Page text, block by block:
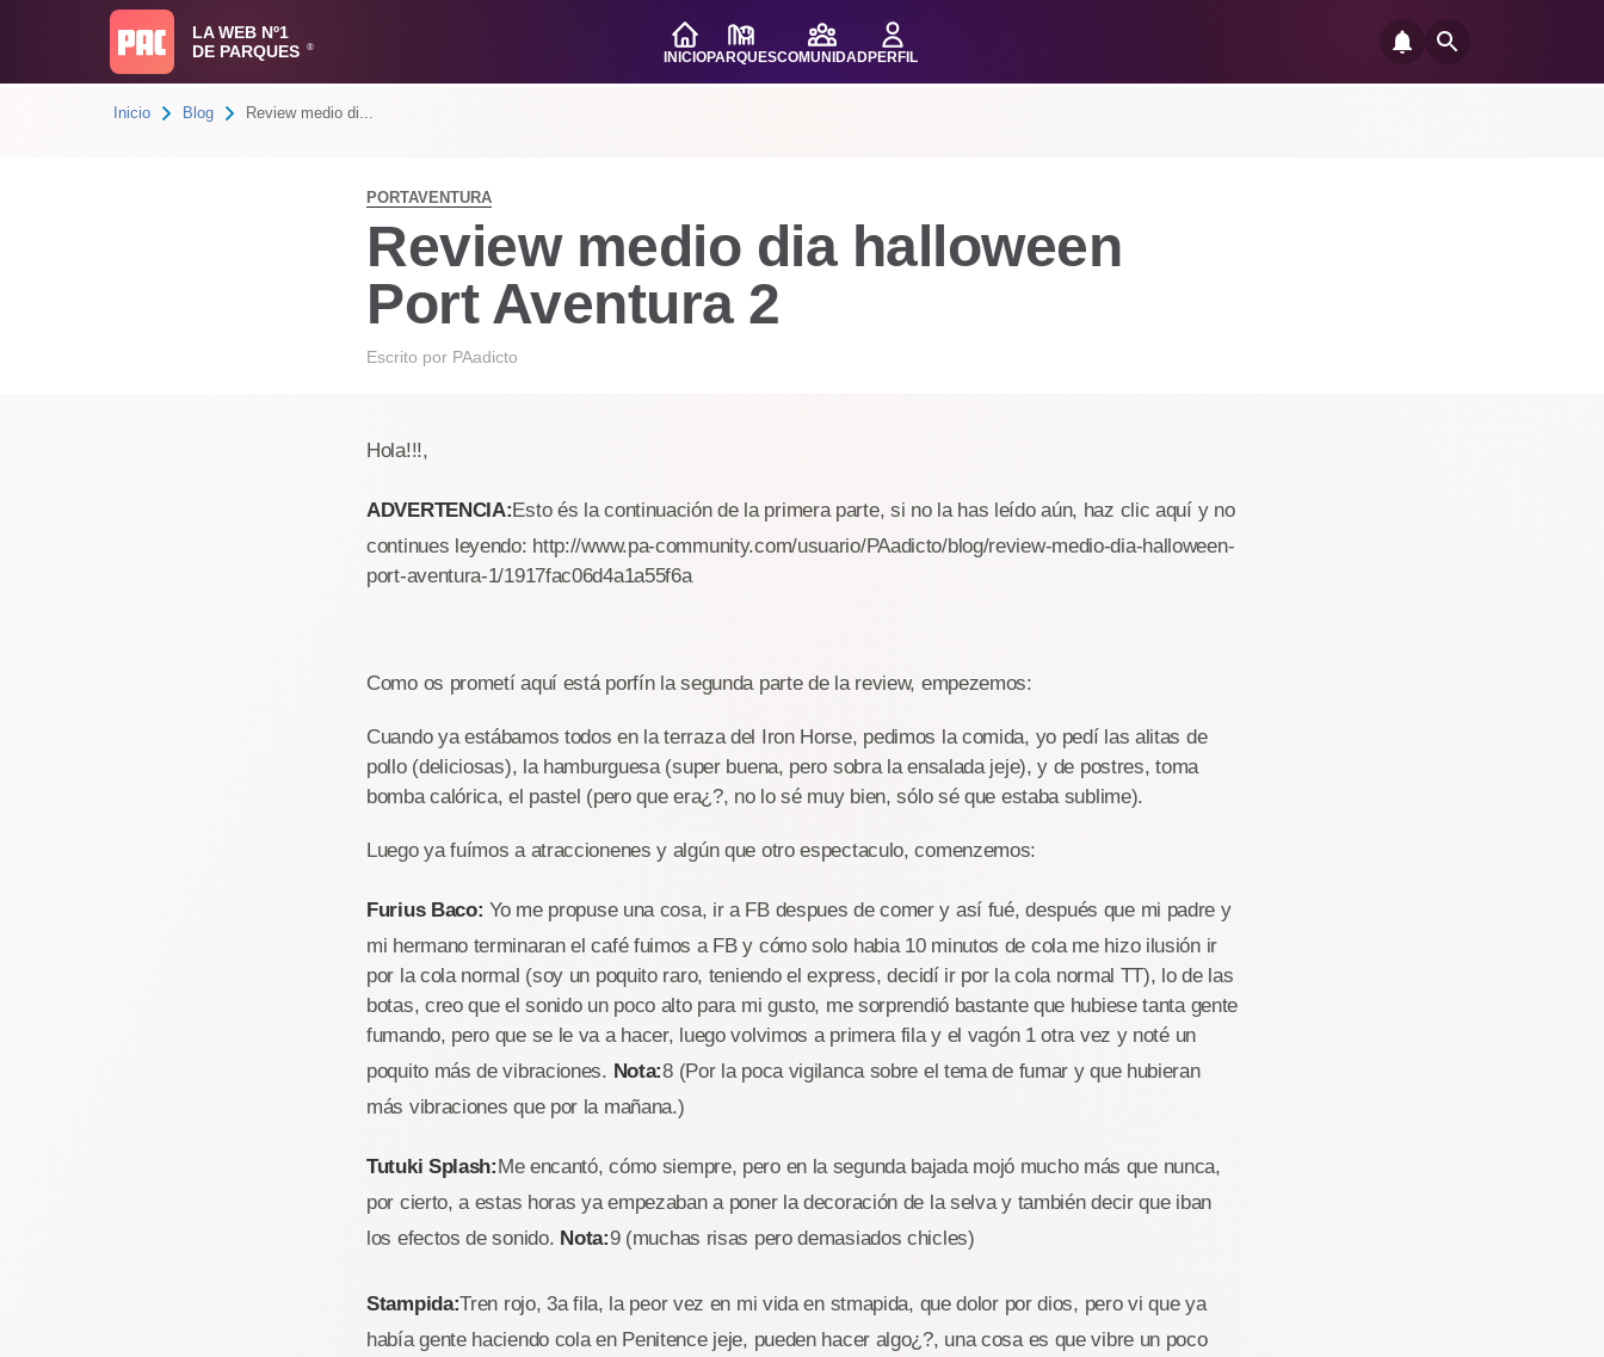
LA WEB Nº1
DE PARQUES
®
INICIOPARQUESCOMUNIDADPERFIL
Inicio Blog Review medio di...
PORTAVENTURA
Review medio dia halloween
Port Aventura 2
Escrito por PAadicto
Hola!!!,
ADVERTENCIA:Esto és la continuación de la primera parte, si no la has leído aún, haz clic aquí y no
continues leyendo: http://www.pa-community.com/usuario/PAadicto/blog/review-medio-dia-halloween-
port-aventura-1/1917fac06d4a1a55f6a
Como os prometí aquí está porfín la segunda parte de la review, empezemos:
Cuando ya estábamos todos en la terraza del Iron Horse, pedimos la comida, yo pedí las alitas de
pollo (deliciosas), la hamburguesa (super buena, pero sobra la ensalada jeje), y de postres, toma
bomba calórica, el pastel (pero que era¿?, no lo sé muy bien, sólo sé que estaba sublime).
Luego ya fuímos a atraccionenes y algún que otro espectaculo, comenzemos:
Furius Baco: Yo me propuse una cosa, ir a FB despues de comer y así fué, después que mi padre y
mi hermano terminaran el café fuimos a FB y cómo solo habia 10 minutos de cola me hizo ilusión ir
por la cola normal (soy un poquito raro, teniendo el express, decidí ir por la cola normal TT), lo de las
botas, creo que el sonido un poco alto para mi gusto, me sorprendió bastante que hubiese tanta gente
fumando, pero que se le va a hacer, luego volvimos a primera fila y el vagón 1 otra vez y noté un
poquito más de vibraciones. Nota:8 (Por la poca vigilanca sobre el tema de fumar y que hubieran
más vibraciones que por la mañana.)
Tutuki Splash:Me encantó, cómo siempre, pero en la segunda bajada mojó mucho más que nunca,
por cierto, a estas horas ya empezaban a poner la decoración de la selva y también decir que iban
los efectos de sonido. Nota:9 (muchas risas pero demasiados chicles)
Stampida:Tren rojo, 3a fila, la peor vez en mi vida en stmapida, que dolor por dios, pero vi que ya
había gente haciendo cola en Penitence jeje, pueden hacer algo¿?, una cosa es que vibre un poco